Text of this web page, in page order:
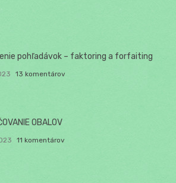
pohľadávok – faktoring a forfaiting
13 komentárov
OBALOV
11 komentárov